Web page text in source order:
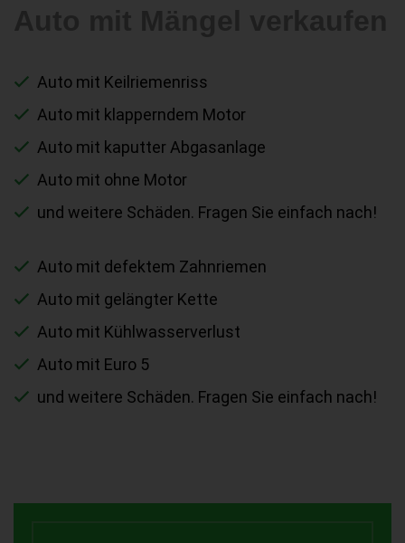
Auto mit Keilriemenriss
Auto mit klapperndem Motor
Auto mit kaputter Abgasanlage
Auto mit ohne Motor
und weitere Schäden. Fragen Sie einfach nach!
Auto mit defektem Zahnriemen
Auto mit gelängter Kette
Auto mit Kühlwasserverlust
Auto mit Euro 5
und weitere Schäden. Fragen Sie einfach nach!